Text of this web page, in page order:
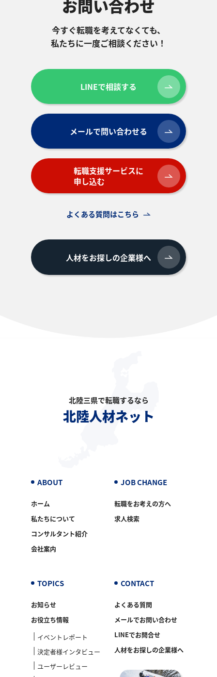
お問い合わせ
今すぐ転職を考えてなくても、
私たちに一度ご相談ください！
LINEで相談する
メールで問い合わせる
転職支援サービスに
申し込む
よくある質問はこちら
人材をお探しの企業様へ
北陸三県で転職するなら
北陸人材ネット
ABOUT
ホーム
私たちについて
コンサルタント紹介
会社案内
JOB CHANGE
転職をお考えの方へ
求人検索
TOPICS
お知らせ
お役立ち情報
イベントレポート
決定者様インタビュー
ユーザーレビュー
CONTACT
よくある質問
メールでお問い合わせ
LINEでお問合せ
人材をお探しの企業様へ